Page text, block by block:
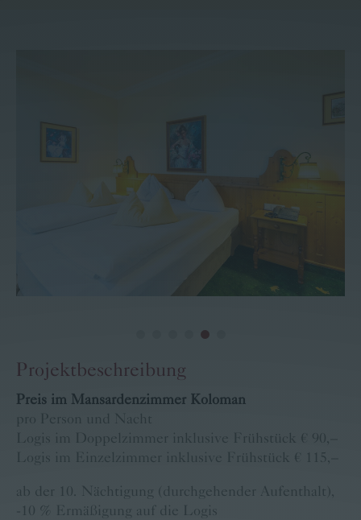
Kontakt
Karriere
Bärige Termine
Projektbeschreibung
Preis im Mansardenzimmer Koloman
pro Person und Nacht
Logis im Doppelzimmer inklusive Frühstück € 90,–
Logis im Einzelzimmer inklusive Frühstück € 115,–
ab der 10. Nächtigung (durchgehender Aufenthalt),
-10 % Ermäßigung auf die Logis